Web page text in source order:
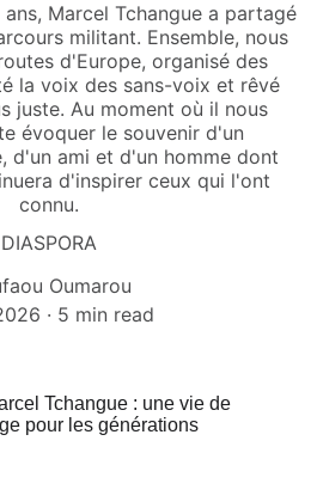
Marcel Tchangue a partagé
militant. Ensemble, nous
d'Europe, organisé des
la voix des sans-voix et rêvé
juste. Au moment où il nous
évoquer le souvenir d'un
d'un ami et d'un homme dont
d'inspirer ceux qui l'ont
connu.
DIASPORA
Oumarou
5 min read